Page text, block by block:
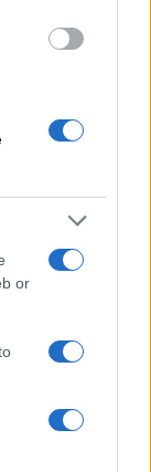
or
in
della vela
riferimento